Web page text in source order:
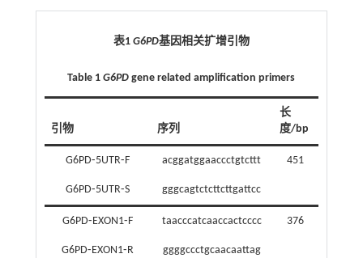
表1 G6PD基因相关扩增引物
Table 1G6PD gene related amplification primers
引物 序列
长
度/bp
G6PD⁃5UTR⁃F acggatggaaccctgtcttt 451
G6PD⁃5UTR⁃S gggcagtctcttcttgattcc
G6PD⁃EXON1⁃F taacccatcaaccactcccc 376
G6PD⁃EXON1⁃R ggggccctgcaacaattag